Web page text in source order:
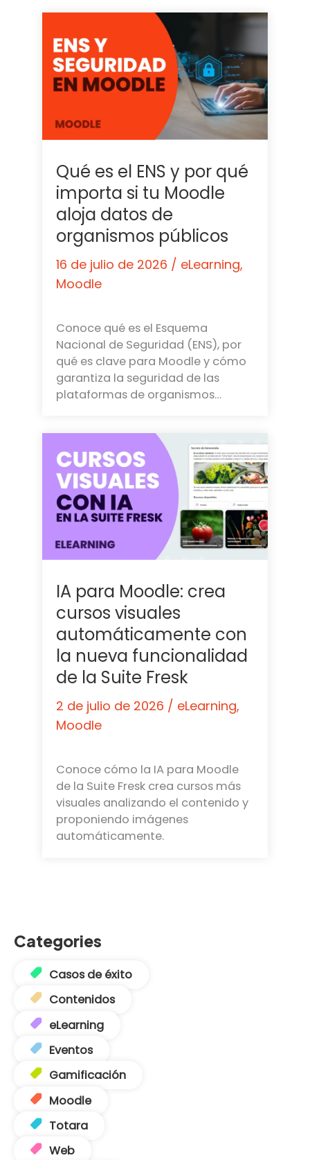
Qué es el ENS y por qué
importa si tu Moodle
aloja datos de
organismos públicos
16 de julio de 2026 / eLearning,
Moodle
Conoce qué es el Esquema
Nacional de Seguridad (ENS), por
qué es clave para Moodle y cómo
garantiza la seguridad de las
plataformas de organismos…
IA para Moodle: crea
cursos visuales
automáticamente con
la nueva funcionalidad
de la Suite Fresk
2 de julio de 2026 / eLearning,
Moodle
Conoce cómo la IA para Moodle
de la Suite Fresk crea cursos más
visuales analizando el contenido y
proponiendo imágenes
automáticamente.
Categories
Casos de éxito
Contenidos
eLearning
Eventos
Gamificación
Moodle
Totara
Web